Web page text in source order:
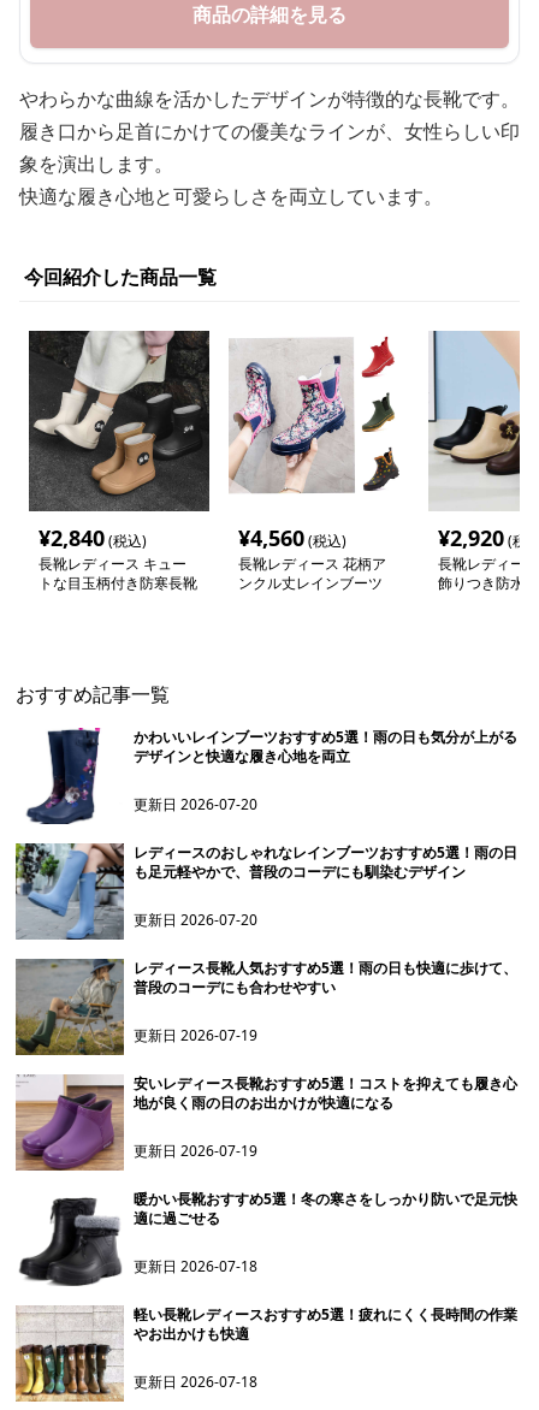
商品の詳細を見る
やわらかな曲線を活かしたデザインが特徴的な長靴です。
履き口から足首にかけての優美なラインが、女性らしい印
象を演出します。
快適な履き心地と可愛らしさを両立しています。
今回紹介した商品一覧
¥2,840(税込)
長靴レディース キュー
トな目玉柄付き防寒長靴
¥4,560(税込)
長靴レディース 花柄ア
ンクル丈レインブーツ
¥2,920(税
長靴レディー
飾りつき防水
おすすめ記事一覧
かわいいレインブーツおすすめ5選！雨の日も気分が上がる
デザインと快適な履き心地を両立
更新日2026-07-20
レディースのおしゃれなレインブーツおすすめ5選！雨の日
も足元軽やかで、普段のコーデにも馴染むデザイン
更新日2026-07-20
レディース長靴人気おすすめ5選！雨の日も快適に歩けて、
普段のコーデにも合わせやすい
更新日2026-07-19
安いレディース長靴おすすめ5選！コストを抑えても履き心
地が良く雨の日のお出かけが快適になる
更新日2026-07-19
暖かい長靴おすすめ5選！冬の寒さをしっかり防いで足元快
適に過ごせる
更新日2026-07-18
軽い長靴レディースおすすめ5選！疲れにくく長時間の作業
やお出かけも快適
更新日2026-07-18